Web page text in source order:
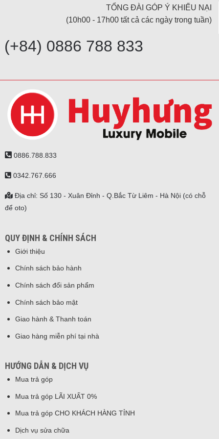
TỔNG ĐÀI GÓP Ý KHIẾU NẠI
(10h00 - 17h00 tất cả các ngày trong tuần)
(+84) 0886 788 833
0886.788.833
0342.767.666
Địa chỉ: Số 130 - Xuân Đỉnh - Q.Bắc Từ Liêm - Hà Nội (có chỗ
để oto)
QUY ĐỊNH & CHÍNH SÁCH
Giới thiệu
Chính sách bảo hành
Chính sách đổi sản phẩm
Chính sách bảo mật
Giao hành & Thanh toán
Giao hàng miễn phí tại nhà
HƯỚNG DẪN & DỊCH VỤ
Mua trả góp
Mua trả góp LÃI XUẤT 0%
Mua trả góp CHO KHÁCH HÀNG TỈNH
Dịch vụ sửa chữa